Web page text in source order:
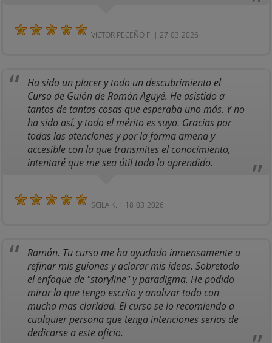
VICTOR PECEÑO F. | 27-03-2026
Ha sido un placer y todo un descubrimiento el
Curso de Guión de Ramón Aguyé. He asistido a
tantos de tantas cosas que esperaba uno más. Y no
ha sido así, y todo el mérito es suyo. Gracias por
todas las atenciones y por la forma amena y
accesible con la que transmites el conocimiento,
intentaré que me sea útil todo lo aprendido.
SCILA K. | 18-03-2026
Ramón. Tu curso me ha ayudado inmensamente a
refinar mis guiones y aclarar mis ideas. Sobretodo
el enfoque de "storyline" y paradigma. He podido
mirar lo que tengo escrito y analizar todo con
mucha mas claridad. El curso se lo recomiendo a
cualquier persona que tenga intenciones serias de
dedicarse a este oficio.